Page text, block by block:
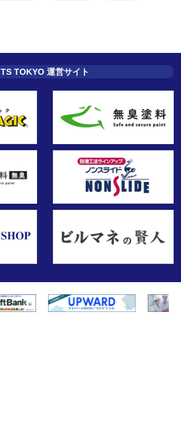
TS TOKYO 運営サイト